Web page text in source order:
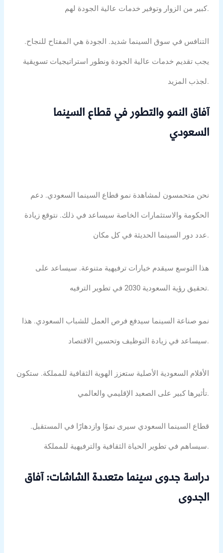
كبير من الزوار وتوفير خدمات عالية الجودة لهم.
التنافس في سوق السينما شديد. الجودة هي المفتاح للنجاح.
يجب تقديم خدمات عالية الجودة ونطور استراتيجيات تسويقية
لجذب المزيد.
آفاق النمو والتطور في قطاع السينما
السعودي
نحن متحمسون لمشاهدة نمو قطاع السينما السعودي. دعم
الحكومة والاستثمارات الخاصة سيساعد في ذلك. نتوقع زيادة
عدد دور السينما الحديثة في كل مكان.
هذا التوسع سيقدم خيارات ترفيهية متنوعة. سيساعد على
تحقيق رؤية السعودية 2030 في تطوير الترفيه.
نمو صناعة السينما سيدفع فرص العمل للشباب السعودي. هذا
سيساعد في زيادة التوظيف وتحسين الاقتصاد.
الأفلام السعودية الأصلية ستعزز الهوية الثقافية للمملكة. ستكون
تأثيرها كبير على الصعيد الإقليمي والعالمي.
قطاع السينما السعودي سيرى نموًا وازدهارًا في المستقبل.
سيساهم في تطوير الحياة الثقافية والترفيهية للمملكة.
دراسة جدوى سينما متعددة الشاشات: آفاق
الجدوى